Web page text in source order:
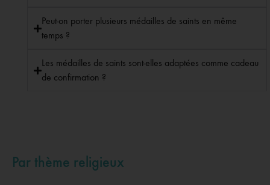
Peut-on porter plusieurs médailles de saints en même
temps ?
Les médailles de saints sont-elles adaptées comme cadeau
de confirmation ?
Par thème religieux